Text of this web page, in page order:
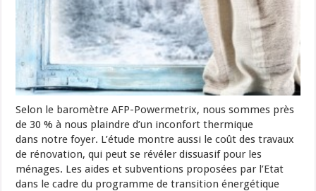
Selon le baromètre AFP-Powermetrix, nous sommes près
de 30 % à nous plaindre d’un inconfort thermique
dans notre foyer. L’étude montre aussi le coût des travaux
de rénovation, qui peut se révéler dissuasif pour les
ménages. Les aides et subventions proposées par l’Etat
dans le cadre du programme de transition énergétique